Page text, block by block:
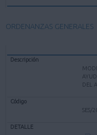
ORDENANZAS GENERALES
DEL
SES/